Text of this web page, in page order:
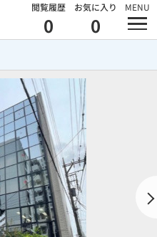
閲覧履歴
0
お気に入り
0
MENU